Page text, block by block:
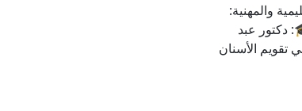
والمهنية:
دكتور عبد
الأسنان